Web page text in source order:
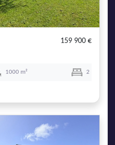
159 900 €
1000 m² 2